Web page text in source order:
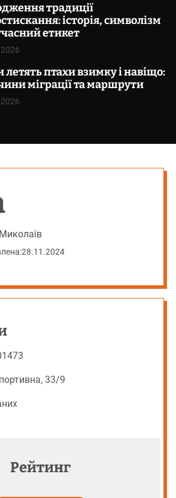
традиції
історія, символізм
етикет
летять птахи взимку і навіщо:
міграції та маршрути
28.11.2024
33/9
Рейтинг